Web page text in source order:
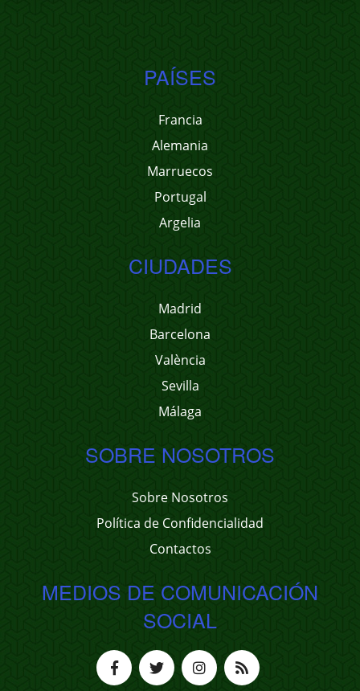
PAÍSES
Francia
Alemania
Marruecos
Portugal
Argelia
CIUDADES
Madrid
Barcelona
València
Sevilla
Málaga
SOBRE NOSOTROS
Sobre Nosotros
Política de Confidencialidad
Contactos
MEDIOS DE COMUNICACIÓN
SOCIAL